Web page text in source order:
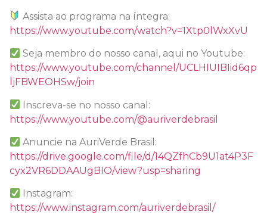
Assista ao programa na íntegra:
https://www.youtube.com/watch?v=1Xtp0lWxXvU
Seja membro do nosso canal, aqui no Youtube:
https://www.youtube.com/channel/UCLHIUIBIid6qp
ljFBWEOHSw/join
Inscreva-se no nosso canal:
https://www.youtube.com/@auriverdebrasil
Anuncie na AuriVerde Brasil:
https://drive.google.com/file/d/14QZfhCb9U1at4P3F
cyx2VR6DDAAUgBIO/view?usp=sharing
Instagram:
https://www.instagram.com/auriverdebrasil/